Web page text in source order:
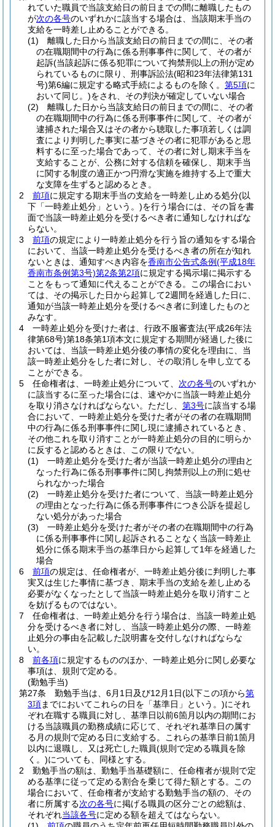
れていた職員で当該支給日の前日までの間に離職したもの
が次の各号のいずれかに該当する場合は、当該期末手当の
支給を一時差し止めることができる。
(1)
離職した日から当該支給日の前日までの間に、その者
の在職期間中の行為に係る刑事事件に関して、その者が
起訴(当該起訴に係る犯罪について拘禁刑以上の刑が定め
られているものに限り、刑事訴訟法(昭和23年法律第131
号)第6編に規定する略式手続によるものを除く。 第5項に
おいて同じ。)をされ、その判決が確定していない場合
(2)
離職した日から当該支給日の前日までの間に、その者
の在職期間中の行為に係る刑事事件に関して、その者が
逮捕された場合又はその者から聴取した事項若しくは調
査により判明した事実に基づきその者に犯罪があると思
料するに至った場合であって、その者に対し期末手当を
支給することが、公務に対する信頼を確保し、期末手当
に関する制度の適正かつ円滑な実施を維持する上で重大
な支障を生ずると認めるとき。
2
前項に規定する期末手当の支給を一時差し止める処分(以
下「一時差止処分」という。)を行う場合には、その旨を書
面で当該一時差止処分を受けるべき者に通知しなければな
らない。
3
前項の規定により一時差止処分を行う旨の通知をする場合
において、当該一時差止処分を受けるべき者の所在が知れ
ないときは、通知すべき内容を香南市公告式条例(平成18年
香南市条例第3号)第2条第2項に規定する掲示場に掲示する
ことをもって通知に代えることができる。
この場合におい
ては、その掲示した日から起算して2週間を経過した日に、
通知が当該一時差止処分を受けるべき者に到達したものと
みなす。
4
一時差止処分を受けた者は、行政不服審査法(平成26年法
律第68号)第18条第1項本文に規定する期間が経過した後に
おいては、当該一時差止処分後の事情の変化を理由に、当
該一時差止処分をした者に対し、その取消しを申し立てる
ことができる。
5
任命権者は、一時差止処分について、 次の各号のいずれか
に該当するに至った場合には、速やかに当該一時差止処分
を取り消さなければならない。 ただし、 第3号に該当する場
合において、一時差止処分を受けた者がその者の在職期間
中の行為に係る刑事事件に関し現に逮捕されているとき、
その他これを取り消すことが一時差止処分の目的に明らか
に反すると認めるときは、この限りでない。
(1)
一時差止処分を受けた者が当該一時差止処分の理由と
なった行為に係る刑事事件に関し拘禁刑以上の刑に処せ
られなかった場合
(2)
一時差止処分を受けた者について、当該一時差止処分
の理由となった行為に係る刑事事件につき公訴を提起し
ない処分があった場合
(3)
一時差止処分を受けた者がその者の在職期間中の行為
に係る刑事事件に関し起訴されることなく当該一時差止
処分に係る期末手当の基準日から起算して1年を経過した
場合
6
前項の規定は、任命権者が、一時差止処分後に判明した事
実又は生じた事情に基づき、期末手当の支給を差し止める
必要がなくなったとして当該一時差止処分を取り消すこと
を妨げるものではない。
7
任命権者は、一時差止処分を行う場合は、当該一時差止処
分を受けるべき者に対し、当該一時差止処分の際、一時差
止処分の事由を記載した説明書を交付しなければならな
い。
8
前各項に規定するもののほか、一時差止処分に関し必要な
事項は、規則で定める。
(勤勉手当)
第27条
勤勉手当は、6月1日及び12月1日(以下この項から第
3項までにおいてこれらの日を「基準日」という。)にそれ
ぞれ在職する職員に対し、基準日以前6箇月以内の期間にお
ける当該職員の勤務成績に応じて、それぞれ基準日の属す
る月の規則で定める日に支給する。
これらの基準日前1箇月
以内に退職し、又は死亡した職員(規則で定める職員を除
く。)についても、同様とする。
2
勤勉手当の額は、勤勉手当基礎額に、任命権者が規則で定
める基準に従って定める割合を乗じて得た額とする。
この
場合において、任命権者が支給する勤勉手当の額の、その
者に所属する次の各号に掲げる職員の区分ごとの総額は、
それぞれ当該各号に定める額を超えてはならない。